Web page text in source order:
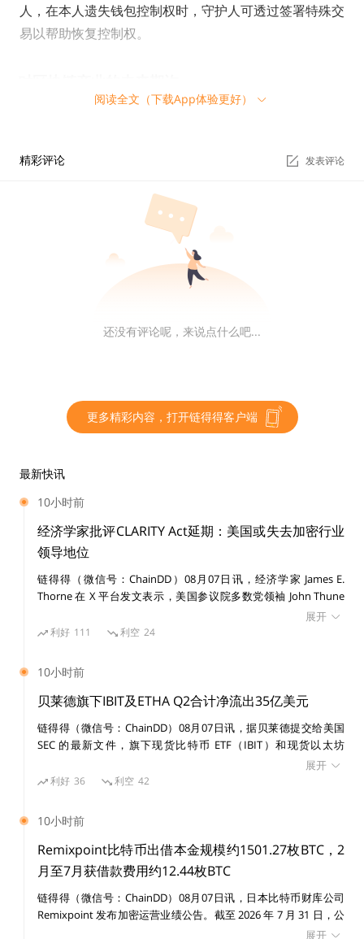
人，在本人遗失钱包控制权时，守护人可透过签署特殊交
易以帮助恢复控制权。
NFT Taipei，全球区块链产业怎么样的进展会令其感到开
在 2025 年，我希望可以看到普遍大众皆需要加密货币
及非财务的区块链应用，且是透过链上使用，而不是币安
及沟通的方式，以及灵魂绑定代币及 Poap 的使用等。
更多精彩内容，关注链得得微信号（ID：
ChainDD），或者下载链得得App
阅读全文（下载App体验更好）
精彩评论 发表评论
还没有评论呢，来说点什么吧...
更多精彩内容，打开链得得客户端
最新快讯
10小时前
经济学家批评CLARITY Act延期：美国或失去加密行业
领导地位
链得得（微信号：ChainDD）08月07日讯，经济学家 James E.
Thorne 在 X 平台发文表示，美国参议院多数党领袖 John Thune
将《CLARITY Act》投票推迟至 9 月，意味着反对创新的进步派阵
营再次占了上风。 Thorne 认为，推迟释放出的信号是维护现有利
要。法案继续拖延，执法则填补本应由法律覆盖的空白，最终结果
可能是美国无法在加密行业中取得领导地位。创新将流向海外，而
全球其他地区在更清晰的监管制度下继续推进，美国自己的创新体
展开
利好 111 利空 24
10小时前
贝莱德旗下IBIT及ETHA Q2合计净流出35亿美元
链得得（微信号：ChainDD）08月07日讯，据贝莱德提交给美国
SEC 的最新文件，旗下现货比特币 ETF（IBIT）和现货以太坊
ETF（ETHA）2026 年第二季度合计录得约 35 亿美元资本份额净流
出，而上年同期为 139 亿美元净流入，同比出现约 174 亿美元反
亿美元。此外，IBIT 第二季度共有 106,148 枚 BTC、ETHA 共有
770,839 枚 ETH 被用于 ETF 份额赎回。
展开
利好 36 利空 42
10小时前
Remixpoint比特币出借本金规模约1501.27枚BTC，2
月至7月获借款费用约12.44枚BTC
链得得（微信号：ChainDD）08月07日讯，日本比特币财库公司
Remixpoint 发布加密运营业绩公告。截至 2026 年 7 月 31 日，公
司比特币出借本金规模约 1501.27 枚 BTC，2 月至 7 月期间累计获
展开